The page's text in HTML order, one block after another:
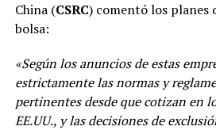
China (CSRC) comentó los planes
bolsa:
«Según los anuncios de estas
estrictamente las normas y
pertinentes desde que cotizan en
EE.UU., y las decisiones de